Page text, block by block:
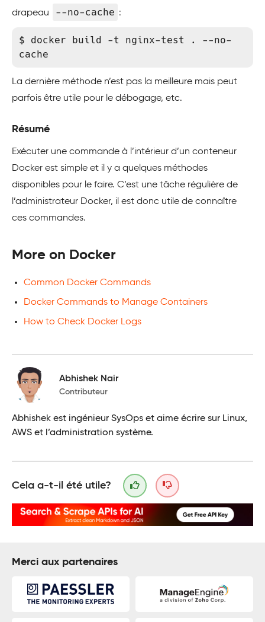
drapeau
--no-cache :
$ docker build -t nginx-test . --no-
cache
La dernière méthode n’est pas la meilleure mais peut
parfois être utile pour le débogage, etc.
Résumé
Exécuter une commande à l’intérieur d’un conteneur
Docker est simple et il y a quelques méthodes
disponibles pour le faire. C’est une tâche régulière de
l’administrateur Docker, il est donc utile de connaître
ces commandes.
More on Docker
Common Docker Commands
Docker Commands to Manage Containers
How to Check Docker Logs
Abhishek Nair
Contributeur
Abhishek est ingénieur SysOps et aime écrire sur Linux,
AWS et l’administration système.
Cela a-t-il été utile?
Merci aux partenaires